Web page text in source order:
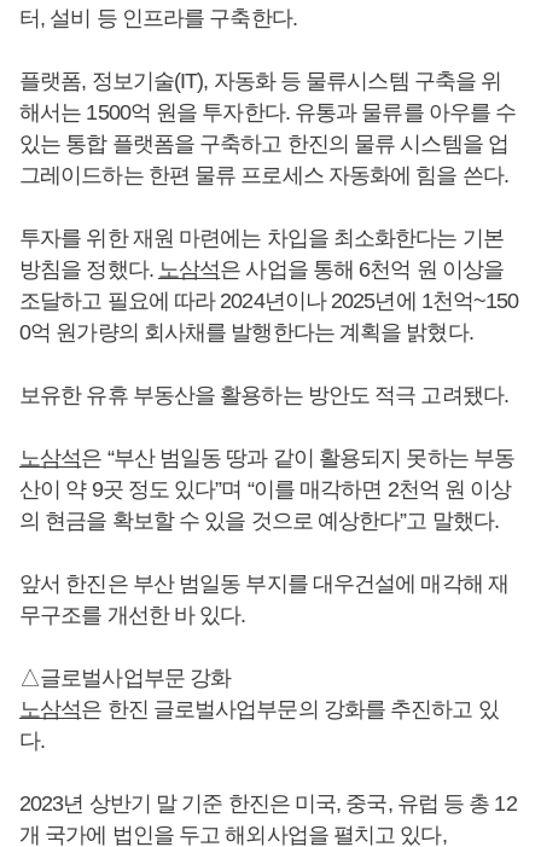
터, 설비 등 인프라를 구축한다.
플랫폼, 정보기술(IT), 자동화 등 물류시스템 구축을 위
해서는 1500억 원을 투자한다. 유통과 물류를 아우를 수
있는 통합 플랫폼을 구축하고 한진의 물류 시스템을 업
그레이드하는 한편 물류 프로세스 자동화에 힘을 쓴다.
투자를 위한 재원 마련에는 차입을 최소화한다는 기본
방침을 정했다. 노삼석은 사업을 통해 6천억 원 이상을
조달하고 필요에 따라 2024년이나 2025년에 1천억~150
0억 원가량의 회사채를 발행한다는 계획을 밝혔다.
보유한 유휴 부동산을 활용하는 방안도 적극 고려됐다.
노삼석은 “부산 범일동 땅과 같이 활용되지 못하는 부동
산이 약 9곳 정도 있다”며 “이를 매각하면 2천억 원 이상
의 현금을 확보할 수 있을 것으로 예상한다”고 말했다.
앞서 한진은 부산 범일동 부지를 대우건설에 매각해 재
무구조를 개선한 바 있다.
△글로벌사업부문 강화
노삼석은 한진 글로벌사업부문의 강화를 추진하고 있
다.
2023년 상반기 말 기준 한진은 미국, 중국, 유럽 등 총 12
개 국가에 법인을 두고 해외사업을 펼치고 있다,